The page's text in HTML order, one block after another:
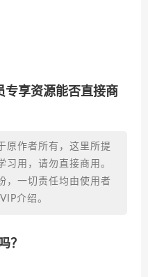
专享资源能否直接商
原作者所有，这里所提
习用，请勿直接商用。
，一切责任均由使用者
介绍。
？